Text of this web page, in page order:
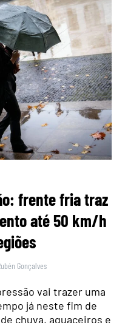
frente fria traz
até 50 km/h
Gonçalves
vai trazer uma
já neste fim de
chuva, aguaceiros e